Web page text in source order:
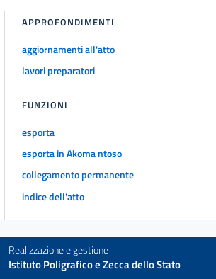
APPROFONDIMENTI
aggiornamenti all'atto
lavori preparatori
FUNZIONI
esporta
esporta in Akoma ntoso
collegamento permanente
indice dell'atto
Realizzazione e gestione
Istituto Poligrafico e Zecca dello Stato